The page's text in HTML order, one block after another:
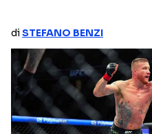
DISNEY+
RAIPLAY
Categorie
diSTEFANO BENZI